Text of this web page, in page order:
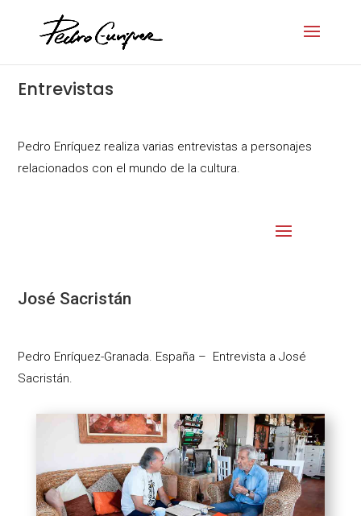
Entrevistas
Pedro Enríquez realiza varias entrevistas a personajes
relacionados con el mundo de la cultura.
José Sacristán
Pedro Enríquez-Granada. España – Entrevista a José
Sacristán.